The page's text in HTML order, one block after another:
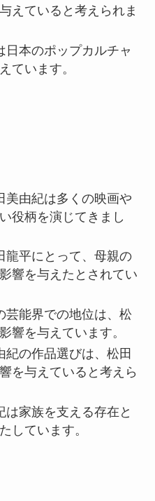
えていると考えられま
本のポップカルチャ
ています。
美由紀は多くの映画や
役柄を演じてきまし
龍平にとって、母親の
響を与えたとされてい
芸能界での地位は、松
響を与えています。
の作品選びは、松田
を与えていると考えら
家族を支える存在と
しています。